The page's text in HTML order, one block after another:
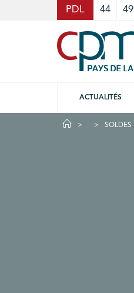
PDL 44 49
ACTUALITÉS
SOLDES
Cookies management panel